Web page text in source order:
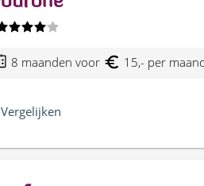
8 maanden voor 15,- per
Vergelijken